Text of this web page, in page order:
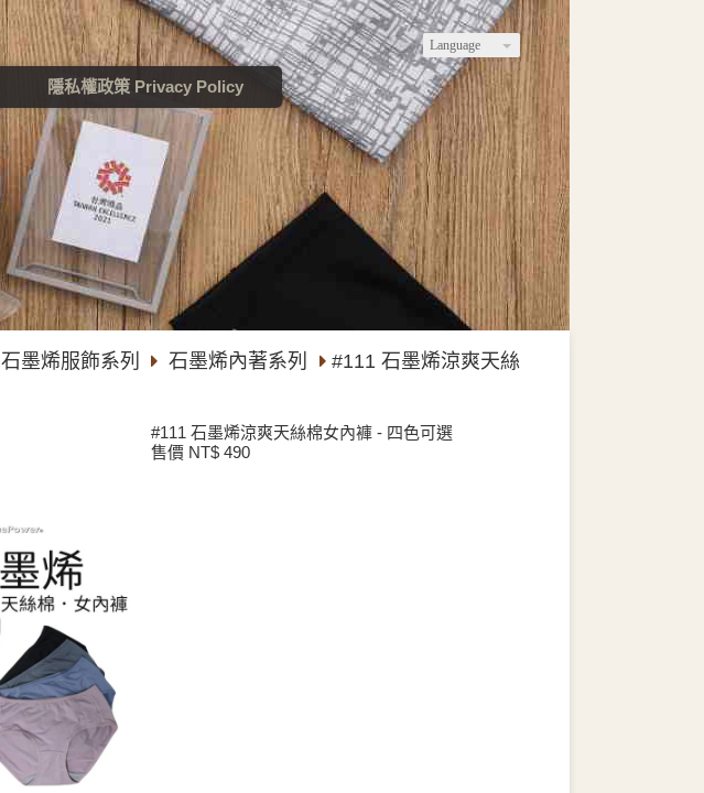
Language
隱私權政策 Privacy Policy
石墨烯服飾系列 石墨烯內著系列
#111 石墨烯涼爽天絲
#111 石墨烯涼爽天絲棉女內褲 - 四色可選
售價 NT$ 490